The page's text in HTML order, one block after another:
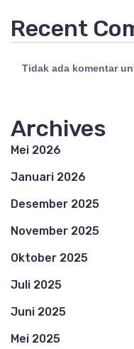
Recent
Tidak ada komentar
Archives
Mei 2026
Januari 2026
Desember 2025
November 2025
Oktober 2025
Juli 2025
Juni 2025
Mei 2025